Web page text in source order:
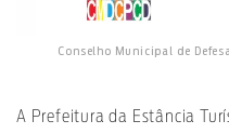
Conselho Municipal de
A Prefeitura da Estância